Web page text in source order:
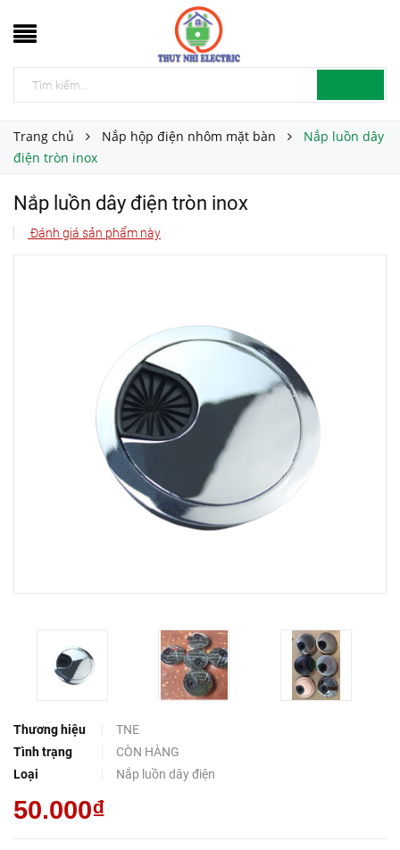
Trang chủ Nắp hộp điện nhôm mặt bàn
Nắp luồn dây
điện tròn inox
Nắp luồn dây điện tròn inox
Đánh giá sản phẩm này
Thương hiệu
TNE
Tình trạng
CÒN HÀNG
Loại
Nắp luồn dây điện
50.000₫